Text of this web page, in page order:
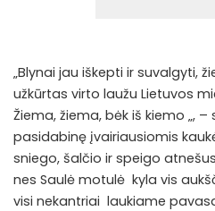
„Blynai jau iškepti ir suvalgyti,
užkūrtas virto laužu Lietuvos
Žiema, žiema, bėk iš kiemo „,
pasidabinę įvairiausiomis
sniego, šalčio ir speigo
nes Saulė motulė kyla vis
visi nekantriai laukiame